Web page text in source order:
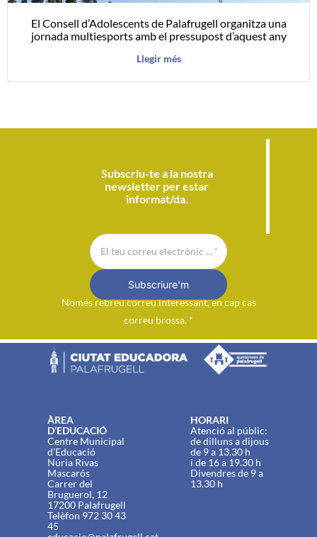
El Consell d’Adolescents de Palafrugell organitza una
jornada multiesports amb el pressupost d’aquest any
Llegir més
Subscriu-te a la nostra
newsletter per estar
informat/da.
Subscriure'm
Només rebreu correu interessant, en cap cas
correu brossa. *
ÀREA
D’EDUCACIÓ
Centre Municipal
d’Educació
Núria Rivas
Mascarós
Carrer del
Bruguerol, 12
17200 Palafrugell
Telèfon 972 30 43
45
HORARI
Atenció al públic:
de dilluns a dijous
de 9 a 13.30 h
i de 16 a 19.30 h
Divendres de 9 a
13.30 h